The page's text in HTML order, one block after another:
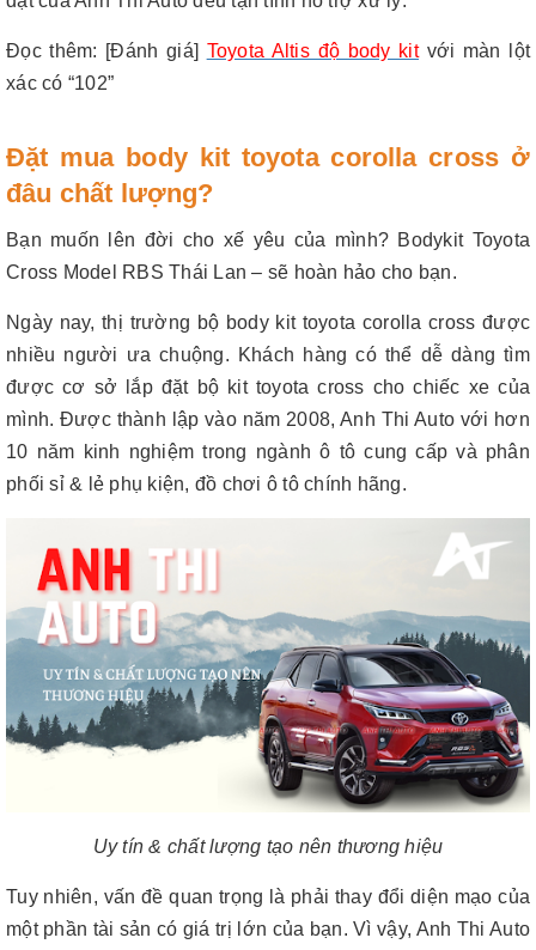
Đọc thêm: [Đánh giá] Toyota Altis độ body kitvới màn lột
xác có “102”
Đặt mua body kit toyota corolla cross ở
đâu chất lượng?
Bạn muốn lên đời cho xế yêu của mình? Bodykit Toyota
Cross Model RBS Thái Lan – sẽ hoàn hảo cho bạn.
Ngày nay, thị trường bộ body kit toyota corolla cross được
nhiều người ưa chuộng. Khách hàng có thể dễ dàng tìm
được cơ sở lắp đặt bộ kit toyota cross cho chiếc xe của
mình. Được thành lập vào năm 2008, Anh Thi Auto với hơn
10 năm kinh nghiệm trong ngành ô tô cung cấp và phân
phối sỉ & lẻ phụ kiện, đồ chơi ô tô chính hãng.
Uy tín & chất lượng tạo nên thương hiệu
Tuy nhiên, vấn đề quan trọng là phải thay đổi diện mạo của
một phần tài sản có giá trị lớn của bạn. Vì vậy, Anh Thi Auto